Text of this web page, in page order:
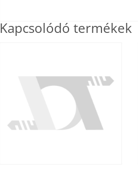
Kapcsolódó termékek